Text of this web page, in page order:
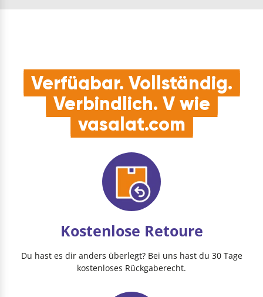
Verfügbar. Vollständig.
Verbindlich. V wie
vasalat.com
Kostenlose Retoure
Du hast es dir anders überlegt? Bei uns hast du 30 Tage
kostenloses Rückgaberecht.